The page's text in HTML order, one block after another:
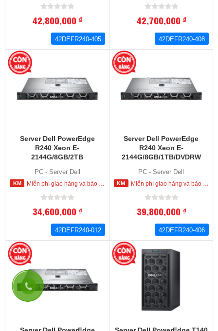
42,800,000đ
42DEFR240-405
42,700,000đ
42DEFR240-408
Server Dell PowerEdge
R240 Xeon E-
2144G/8GB/2TB
PC - Server Dell
Miễn phí giao hàng và bảo hành tận nơi trong nội thành HCM
34,600,000đ
42DEFR240-012
Server Dell PowerEdge
R240 Xeon E-
2144G/8GB/1TB/DVDRW
PC - Server Dell
Miễn phí giao hàng và bảo hành tận nơi trong nội thành HCM
39,800,000đ
42DEFR240-406
- ...Quận Bình Thạnh,tp HCM Mua hàng thành